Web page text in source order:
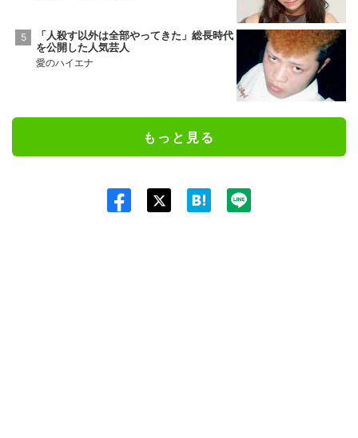
「人殺す以外は全部やってきた」総長時代
を公開した人気芸人
愛のハイエナ
もっと見る